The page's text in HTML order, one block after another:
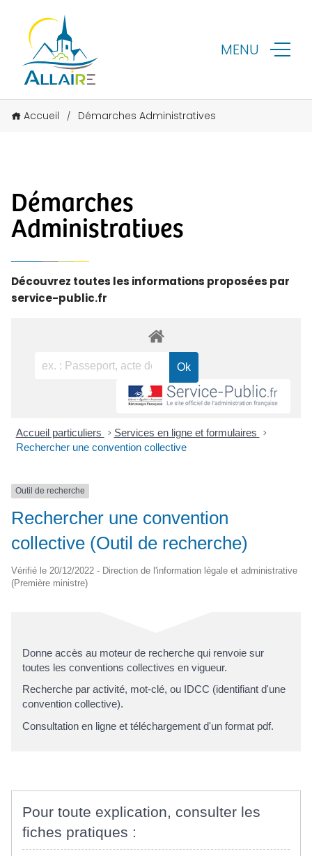
MENU
Accueil / Démarches Administratives
Démarches
Administratives
Découvrez toutes les informations proposées par
service-public.fr
Accueil particuliers > Services en ligne et formulaires >
Rechercher une convention collective
Outil de recherche
Rechercher une convention
collective (Outil de recherche)
Vérifié le 20/12/2022 - Direction de l'information légale et administrative
(Première ministre)
Donne accès au moteur de recherche qui renvoie sur
toutes les conventions collectives en vigueur.
Recherche par activité, mot-clé, ou IDCC (identifiant d'une
convention collective).
Consultation en ligne et téléchargement d'un format pdf.
Pour toute explication, consulter les
fiches pratiques :